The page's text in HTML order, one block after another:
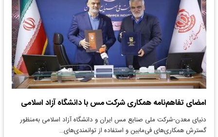
امضای تفاهم‌نامه همکاری شرکت مس با دانشگاه آزاد اسلامی
دنیای معدن-شرکت ملی صنایع مس ایران و دانشگاه آزاد اسلامی به‌منظور
گسترش همکاری‌های فی‌مابین و استفاده از توانمندی‌های…